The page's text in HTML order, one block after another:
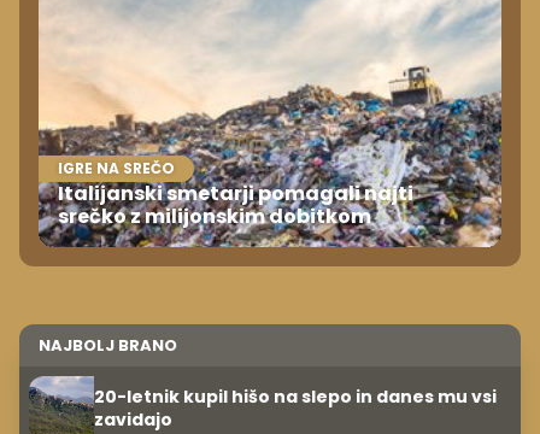
IGRE NA SREČO
Italijanski smetarji pomagali najti
srečko z milijonskim dobitkom
NAJBOLJ BRANO
20-letnik kupil hišo na slepo in danes mu vsi
zavidajo